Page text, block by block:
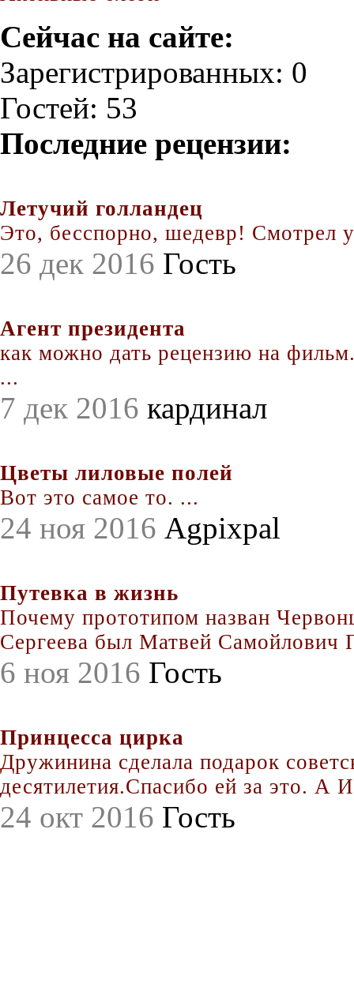
Сейчас на сайте:
Зарегистрированных: 0
Гостей: 53
Последние рецензии:
Летучий голландец
Это, бесспорно, шедевр! Смотрел
26 дек 2016 Гость
Агент президента
как можно дать рецензию на
...
7 дек 2016 кардинал
Цветы лиловые полей
Вот это самое то. ...
24 ноя 2016 Agpixpal
Путевка в жизнь
Почему прототипом назван
Сергеева был Матвей Самойлович
6 ноя 2016 Гость
Принцесса цирка
Дружинина сделала подарок
десятилетия.Спасибо ей за это. А
24 окт 2016 Гость